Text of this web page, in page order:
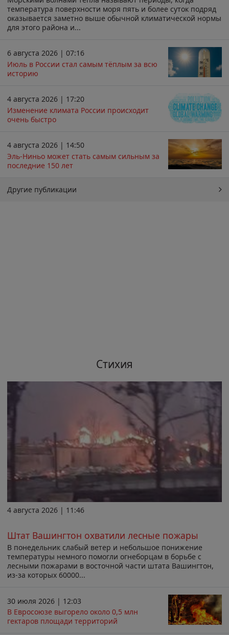
температура поверхности моря пять и более суток подряд
оказывается заметно выше обычной климатической нормы
для этого района и...
6 августа 2026 | 07:16
Июль в России стал самым тёплым за всю
историю
4 августа 2026 | 17:20
Изменение климата России происходит
очень быстро
4 августа 2026 | 14:50
Эль-Ниньо может стать самым сильным за
последние 150 лет
Другие публикации
Стихия
4 августа 2026 | 11:46
Штат Вашингтон охватили лесные пожары
В понедельник слабый ветер и небольшое понижение
температуры немного помогли огнеборцам в борьбе с
лесными пожарами в восточной части штата Вашингтон,
из-за которых 60000...
30 июля 2026 | 12:03
В Евросоюзе выгорело около 0,5 млн
гектаров площади территорий